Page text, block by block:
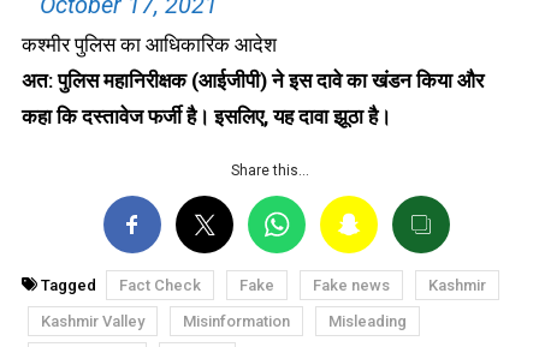
कश्मीर पुलिस का आधिकारिक आदेश
अत: पुलिस महानिरीक्षक (आईजीपी) ने इस दावे का खंडन किया और
कहा कि दस्तावेज फर्जी है। इसलिए, यह दावा झूठा है।
Share this…
Tagged Fact Check Fake Fake news
Kashmir
Kashmir Valley
Misinformation
Misleading